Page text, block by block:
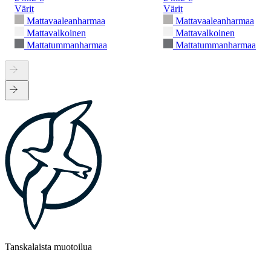
Värit
Mattavaaleanharmaa
Mattavalkoinen
Mattatummanharmaa
Värit
Mattavaaleanharmaa
Mattavalkoinen
Mattatummanharmaa
Tanskalaista muotoilua